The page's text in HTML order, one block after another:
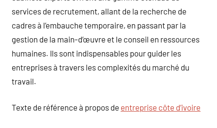
services de recrutement, allant de la recherche de
cadres à l’embauche temporaire, en passant par la
gestion de la main-d’œuvre et le conseil en ressources
humaines. Ils sont indispensables pour guider les
entreprises à travers les complexités du marché du
travail.
Texte de référence à propos de entreprise côte d’ivoire